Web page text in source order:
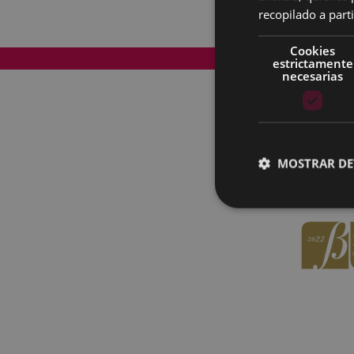
Mapa del Sitio
recopilado a
Cookies
estrictamente
necesarias
MOSTRAR